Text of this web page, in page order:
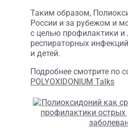
Таким образом,
России и за рубежом и
с целью профилактики и
респираторных
и детей.
Подробнее смотрите по
POLYOXIDONIUM Talks